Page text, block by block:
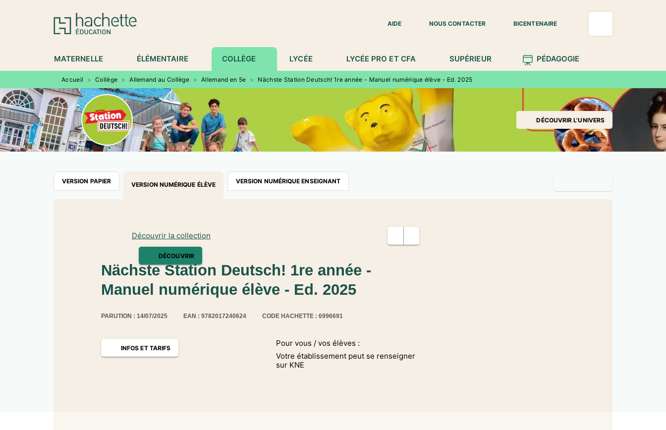
MENU RECHERCHE
AIDE
NOUS CONTACTER BICENTENAIRE
MATERNELLE ÉLÉMENTAIRE COLLÈGE LYCÉE LYCÉE PRO ET CFA SUPÉRIEUR PÉDAGOGIE
Accueil > Collège > Allemand au Collège > Allemand en 5e > Nächste Station Deutsch! 1re année - Manuel numérique élève - Ed. 2025
DÉCOUVRIR L'UNIVERS
VERSION PAPIER VERSION NUMÉRIQUE ÉLÈVE VERSION NUMÉRIQUE ENSEIGNANT
DÉCOUVRIR
Découvrir la collection
Nächste Station Deutsch! 1re année -
Manuel numérique élève - Ed. 2025
PARUTION : 14/07/2025 EAN : 9782017240624 CODE HACHETTE : 6996691
INFOS ET TARIFS
Pour vous / vos élèves :
Votre établissement peut se renseigner
sur KNE